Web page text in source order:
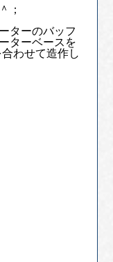
；
ターのバッフ
ターベースを
わせて造作し